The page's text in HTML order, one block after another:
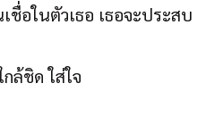
ชื่อในตัวเธอ เธอจะประสบ
ล้ชิด ใส่ใจ